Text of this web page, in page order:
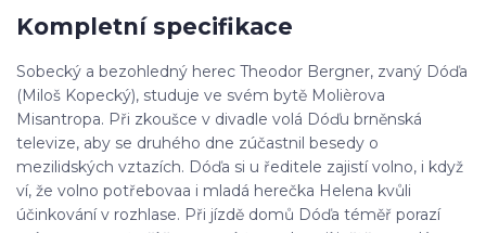
Kompletní specifikace
Sobecký a bezohledný herec Theodor Bergner, zvaný Dóďa
(Miloš Kopecký), studuje ve svém bytě Molièrova
Misantropa. Při zkoušce v divadle volá Dóďu brněnská
televize, aby se druhého dne zúčastnil besedy o
mezilidských vztazích. Dóďa si u ředitele zajistí volno, i když
ví, že volno potřebovaa i mladá herečka Helena kvůli
účinkování v rozhlase. Při jízdě domů Dóďa téměř porazí